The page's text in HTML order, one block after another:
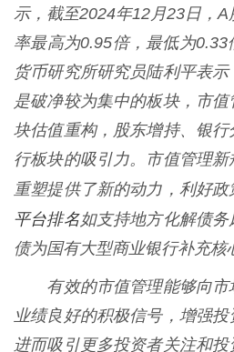
示，截至2024年12月23日，
率最高为0.95倍，最低为
货币研究所研究员陆利平表
是破净较为集中的板块，市
块估值重构，股东增持、银
行板块的吸引力。市值管理
重塑提供了新的动力，利好政
平台排名如支持地方化解债
债为国有大型商业银行补充核
有效的市值管理能够向市
业绩良好的积极信号，增强投
进而吸引更多投资者关注和